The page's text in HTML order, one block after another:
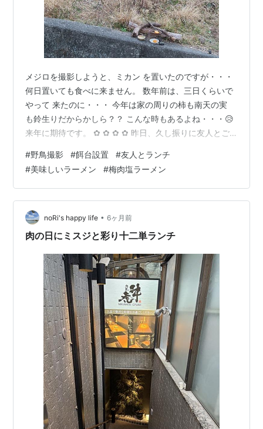
メジロを撮影しようと、ミカン を置いたのですが・・・
何日置いても食べに来ません。 数年前は、三日くらいで
やって 来たのに・・・ 今年は家の周りの柿も南天の実
も鈴生りだからかしら？？ こんな時もあるよね・・・😥
来年に期待です。 ✿ ✿ ✿ ✿ 昨日、久し振りに友人とご
ぱいで入れないので、次に 希望軒へ。 こちらも満員だっ
たけれど、カ ウンターならすぐに空きますよ と、言われ
そうしました。 私は初めて来たので、何が美味 しいのか
分からず、メニューと 睨めっこ。 ちょっと変わった新メ
ニュー発 見！ 梅塩ラーメンと５個入りギュー ザを注
文。 …
#野鳥撮影 #餌台設置 #友人とランチ
#美味しいラーメン #梅肉塩ラーメン
noRi's happy life • 6ヶ月前
肉の日にミスジと彩り十二単ランチ